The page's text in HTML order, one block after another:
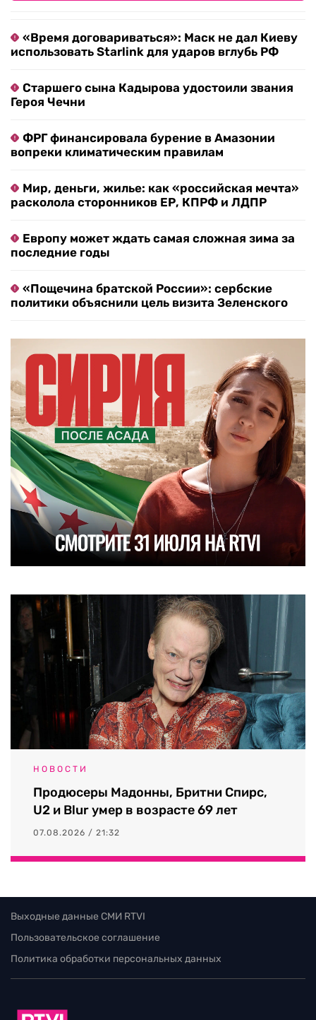
«Время договариваться»: Маск не дал Киеву
использовать Starlink для ударов вглубь РФ
Старшего сына Кадырова удостоили звания
Героя Чечни
ФРГ финансировала бурение в Амазонии
вопреки климатическим правилам
Мир, деньги, жилье: как «российская мечта»
расколола сторонников ЕР, КПРФ и ЛДПР
Европу может ждать самая сложная зима за
последние годы
«Пощечина братской России»: сербские
политики объяснили цель визита Зеленского
НОВОСТИ
Продюсеры Мадонны, Бритни Спирс,
U2 и Blur умер в возрасте 69 лет
07.08.2026 / 21:32
Выходные данные СМИ RTVI
Пользовательское соглашение
Политика обработки персональных данных